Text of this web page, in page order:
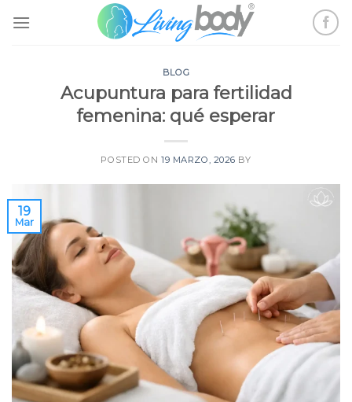
BLOG
Acupuntura para fertilidad
femenina: qué esperar
POSTED ON19 MARZO, 2026 BY
19
Mar